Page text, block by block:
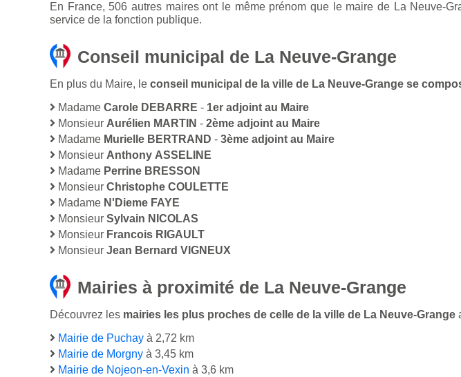
En France, 506 autres maires ont le même prénom que le maire de La Neuve-
service de la fonction publique.
Conseil municipal de La Neuve-Grange
En plus du Maire, le conseil municipal de la ville de La Neuve-Grange se
Madame Carole DEBARRE - 1er adjoint au Maire
Monsieur Aurélien MARTIN - 2ème adjoint au Maire
Madame Murielle BERTRAND - 3ème adjoint au Maire
Monsieur Anthony ASSELINE
Madame Perrine BRESSON
Monsieur Christophe COULETTE
Madame N'Dieme FAYE
Monsieur Sylvain NICOLAS
Monsieur Francois RIGAULT
Monsieur Jean Bernard VIGNEUX
Mairies à proximité de La Neuve-Grange
Découvrez les mairies les plus proches de celle de la ville de La Neuve-Grange
Mairie de Puchay à 2,72 km
Mairie de Morgny à 3,45 km
Mairie de Nojeon-en-Vexin à 3,6 km